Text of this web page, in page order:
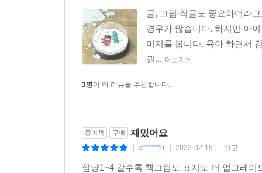
글, 그림 작글도 중요하더라
경우가 많습니다. 하지만 아
미지를 봅니다. 육아 하면서
권... 더보기
3명이 이 리뷰를 추천합니다.
종이책 구매 재밌어요
a******0 2022-02-18 신고
깜냥1~4 갈수록 책그림도 표지도 더 업그레